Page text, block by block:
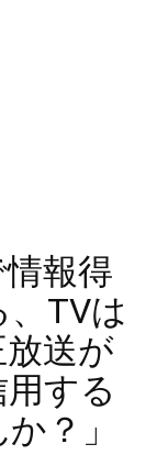
報得
TVは
送が
する
？」